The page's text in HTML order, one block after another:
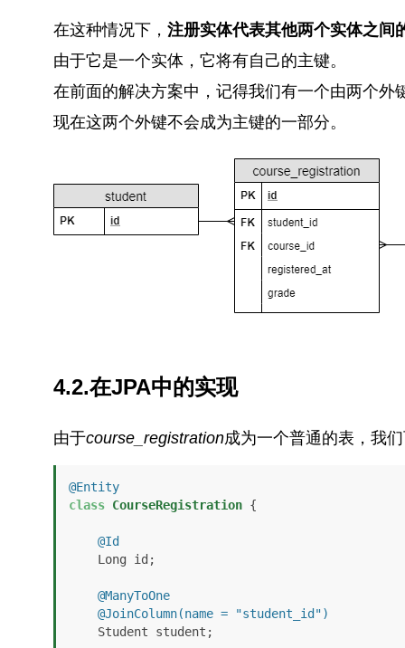
在这种情况下， 注册实体代表其他两个实体之间
由于它是一个实体，它将有自己的主键。
在前面的解决方案中，记得我们有一个由两个外
现在这两个外键不会成为主键的一部分。
4.2.在JPA中的实现
由于course_registration成为一个普通的表，我
@Entity
class CourseRegistration {
@Id
@ManyToOne
@JoinColumn(name = "student_id")